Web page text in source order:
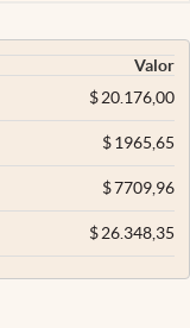
Valor
$20.176,00
$1965,65
$7709,96
$26.348,35